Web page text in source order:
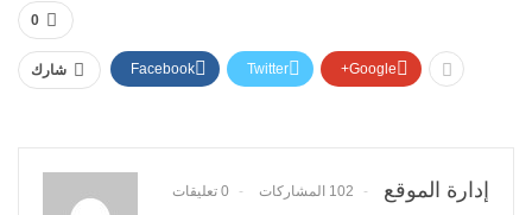
0
شارك Facebook Twitter Google+
إدارة الموقع 102 المشاركات 0 تعليقات